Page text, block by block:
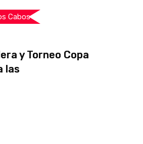
Cabos
y Torneo Copa
las